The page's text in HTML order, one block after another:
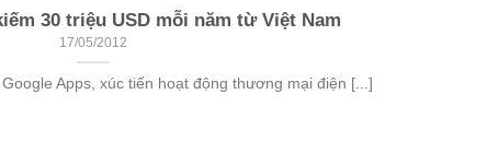
30 triệu USD mỗi năm từ Việt Nam
17/05/2012
Apps, xúc tiến hoạt động thương mại điện [...]